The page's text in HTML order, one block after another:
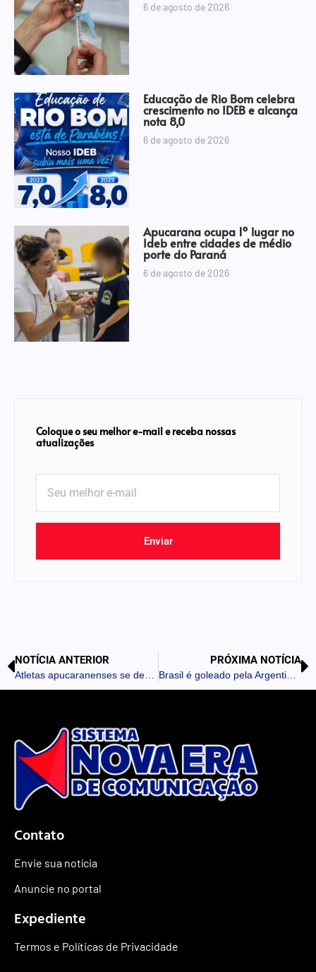
6 de agosto de 2026
Educação de Rio Bom celebra
crescimento no IDEB e alcança
nota 8,0
6 de agosto de 2026
Apucarana ocupa 1º lugar no
Ideb entre cidades de médio
porte do Paraná
6 de agosto de 2026
Coloque o seu melhor e-mail e receba nossas
atualizações
Enviar
NOTÍCIA ANTERIOR PRÓXIMA NOTÍCIA
Brasil é goleado pela Argentina por 4 a 1
Contato
Envie sua notícia
Anuncie no portal
Expediente
Termos e Políticas de Privacidade